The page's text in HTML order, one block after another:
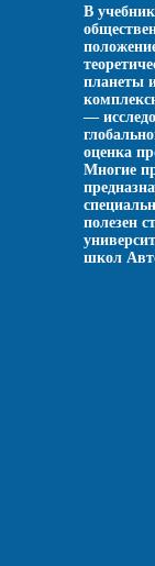
В
планеты
—
оценка
Многие
полезен
школ